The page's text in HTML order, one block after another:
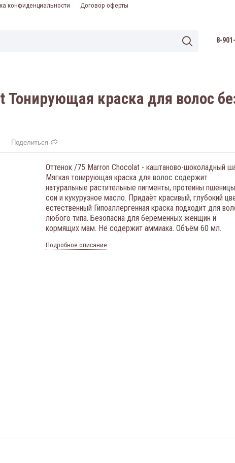
конфиденциальности Договор оферты
8-
Тонирующая краска для волос
Поделиться
​Оттенок /75 Marron Chocolat​ - каштаново-шоколадный
Мягкая тонирующая краска для волос содержит
натуральные растительные пигменты, протеины
сои и кукурузное масло. Придаёт красивый, глубокий
естественный Гипоаллергенная краска подходит для
любого типа. Безопасна для беременных женщин и
кормящих мам. Не содержит аммиака. Объём 60 мл.
Подробное описание